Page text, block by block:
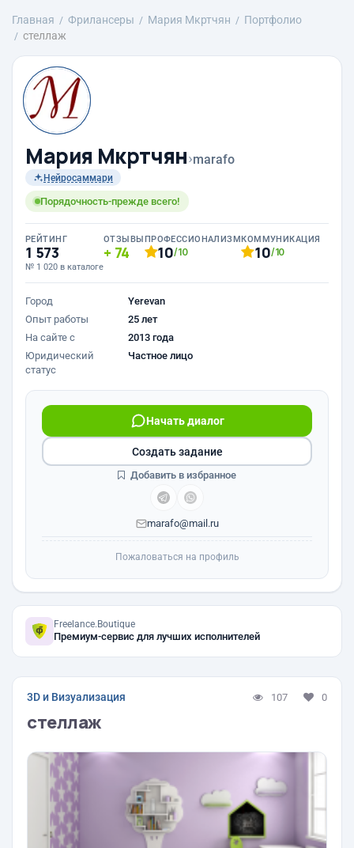
Главная Фрилансеры Mария Мкртчян
Портфолио
стеллаж
Mария Мкртчян›marafo
Нейросаммари
Порядочность-прежде всего!
РЕЙТИНГ
1 573
№ 1 020 в каталоге
ОТЗЫВЫ
74
ПРОФЕССИОНАЛИЗМ
10/10
КОММУНИКАЦИЯ
10/10
Город
Yerevan
Опыт работы
25 лет
На сайте с
2013 года
Юридический
статус
Частное лицо
Начать диалог
marafo@mail.ru
Создать задание
Добавить в избранное
Пожаловаться на профиль
Freelance.Boutique
Премиум-сервис для лучших исполнителей
3D и Визуализация 107 0
стеллаж